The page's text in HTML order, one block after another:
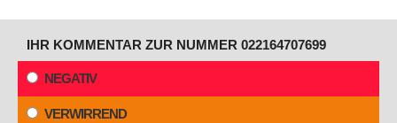
IHR KOMMENTAR ZUR NUMMER 022164707699
NEGATIV
VERWIRREND